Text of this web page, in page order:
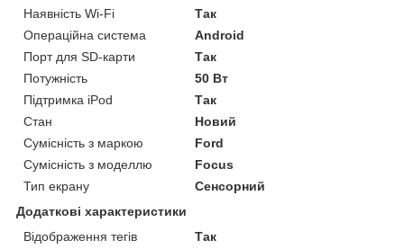
Наявність Wi-Fi
Так
Операційна система
Android
Порт для SD-карти
Так
Потужність
50 Вт
Підтримка iPod
Так
Стан
Новий
Сумісність з маркою
Ford
Сумісність з моделлю
Focus
Тип екрану
Сенсорний
Додаткові характеристики
Відображення тегів
Так